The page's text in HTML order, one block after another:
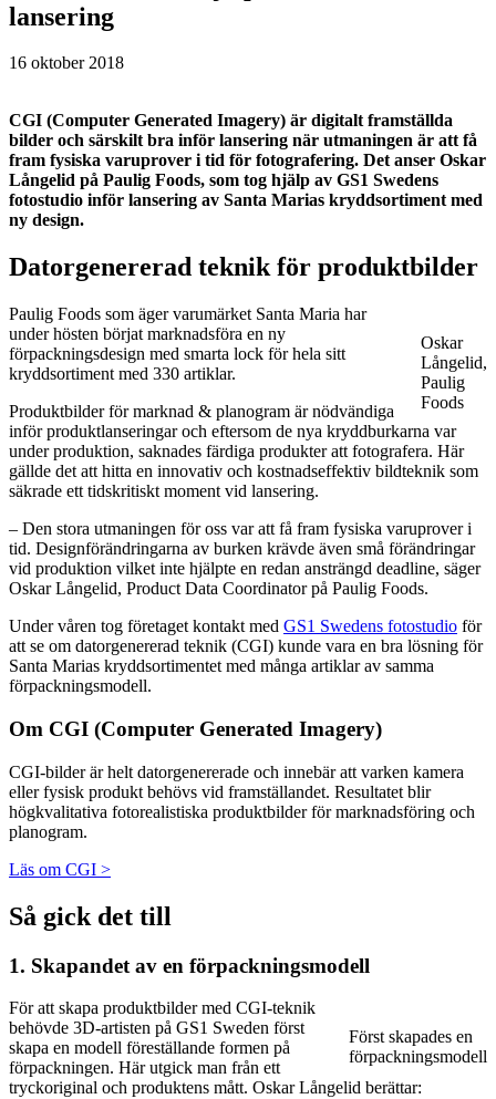
lansering
16 oktober 2018
CGI (Computer Generated Imagery) är digitalt framställda
bilder och särskilt bra inför lansering när utmaningen är att få
fram fysiska varuprover i tid för fotografering. Det anser Oskar
Långelid på Paulig Foods, som tog hjälp av GS1 Swedens
fotostudio inför lansering av Santa Marias kryddsortiment med
ny design.
Datorgenererad teknik för produktbilder
Oskar
Långelid,
Paulig
Foods
Paulig Foods som äger varumärket Santa Maria har
under hösten börjat marknadsföra en ny
förpackningsdesign med smarta lock för hela sitt
kryddsortiment med 330 artiklar.
Produktbilder för marknad & planogram är nödvändiga
inför produktlanseringar och eftersom de nya kryddburkarna var
under produktion, saknades färdiga produkter att fotografera. Här
gällde det att hitta en innovativ och kostnadseffektiv bildteknik som
säkrade ett tidskritiskt moment vid lansering.
– Den stora utmaningen för oss var att få fram fysiska varuprover i
tid. Designförändringarna av burken krävde även små förändringar
vid produktion vilket inte hjälpte en redan ansträngd deadline, säger
Oskar Långelid, Product Data Coordinator på Paulig Foods.
Under våren tog företaget kontakt med GS1 Swedens fotostudio för
att se om datorgenererad teknik (CGI) kunde vara en bra lösning för
Santa Marias kryddsortimentet med många artiklar av samma
förpackningsmodell.
Om CGI (Computer Generated Imagery)
CGI-bilder är helt datorgenererade och innebär att varken kamera
eller fysisk produkt behövs vid framställandet. Resultatet blir
högkvalitativa fotorealistiska produktbilder för marknadsföring och
planogram.
Läs om CGI >
Så gick det till
1. Skapandet av en förpackningsmodell
Först skapades en
förpackningsmodell
För att skapa produktbilder med CGI-teknik
behövde 3D-artisten på GS1 Sweden först
skapa en modell föreställande formen på
förpackningen. Här utgick man från ett
tryckoriginal och produktens mått. Oskar Långelid berättar: